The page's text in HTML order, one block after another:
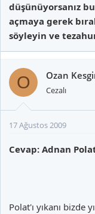
düşünüyorsanız
açmaya gerek
söyleyin ve
O Ozan
Cezalı
17 Ağustos 2009
Cevap: Adnan
Polat'ı yıkanı bizde